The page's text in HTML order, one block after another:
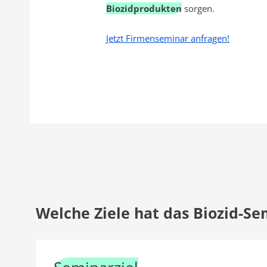
Biozidprodukten sorgen.
Jetzt Firmenseminar anfragen!
Welche Ziele hat das Biozid-